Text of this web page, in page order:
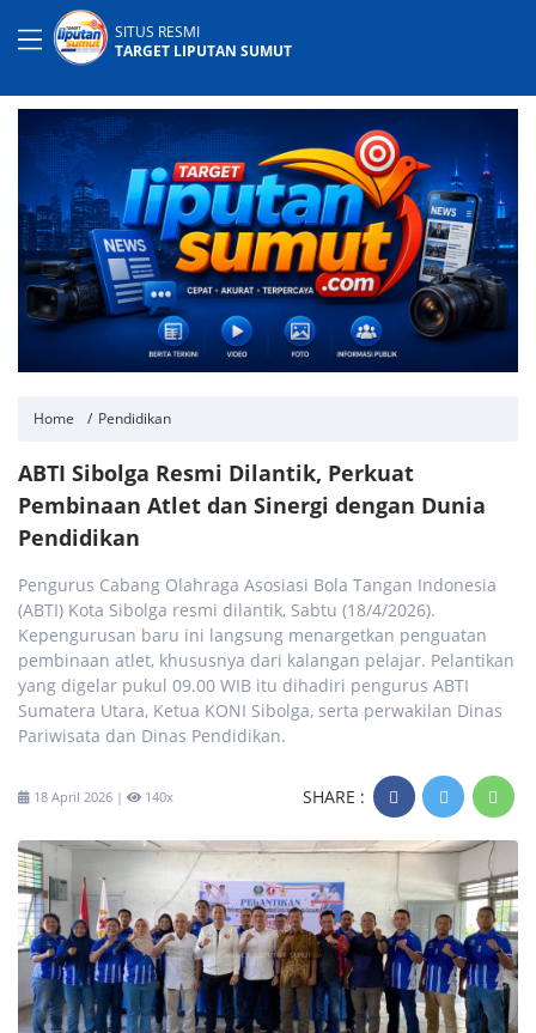
SITUS RESMI
TARGET LIPUTAN SUMUT
Home Pendidikan
ABTI Sibolga Resmi Dilantik, Perkuat
Pembinaan Atlet dan Sinergi dengan Dunia
Pendidikan
Pengurus Cabang Olahraga Asosiasi Bola Tangan Indonesia
(ABTI) Kota Sibolga resmi dilantik, Sabtu (18/4/2026).
Kepengurusan baru ini langsung menargetkan penguatan
pembinaan atlet, khususnya dari kalangan pelajar. Pelantikan
yang digelar pukul 09.00 WIB itu dihadiri pengurus ABTI
Sumatera Utara, Ketua KONI Sibolga, serta perwakilan Dinas
Pariwisata dan Dinas Pendidikan.
18 April 2026 | 140x SHARE :